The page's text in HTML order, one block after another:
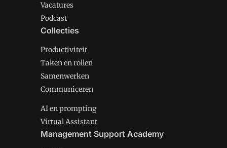
Vacatures
Podcast
Collecties
Productiviteit
Taken en rollen
Samenwerken
Communiceren
AI en prompting
Virtual Assistant
Management Support Academy